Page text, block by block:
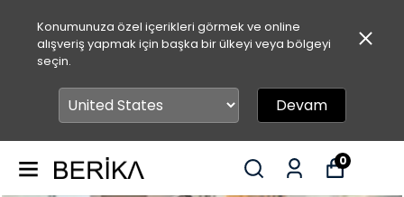
Konumunuza özel içerikleri görmek ve online
alışveriş yapmak için başka bir ülkeyi veya bölgeyi
seçin.
Devam
0